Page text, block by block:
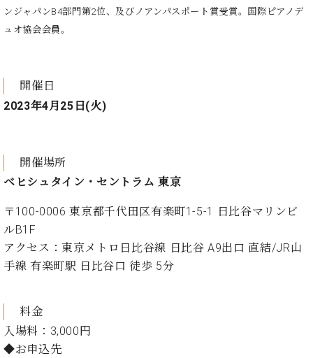
ロ
グ
ア
ス
お
問
わ
せ
ー
テ
ト
カ
ス
タ
ンジャパンB4部門第2位、及びノアンパスポート賞受賞。
国際ピアノデ
ュオ協会会員。
開催日
2023年4月25日(火)
開催場所
ベヒシュタイン・セントラム 東京
〒100-0006 東京都千代田区有楽町1-5-1 日比谷マリンビ
ルB1F
アクセス：東京メトロ日比谷線 日比谷 A9出口 直結/JR山
手線 有楽町駅 日比谷口 徒歩 5分
料金
入場料：3,000円
◆お申込先